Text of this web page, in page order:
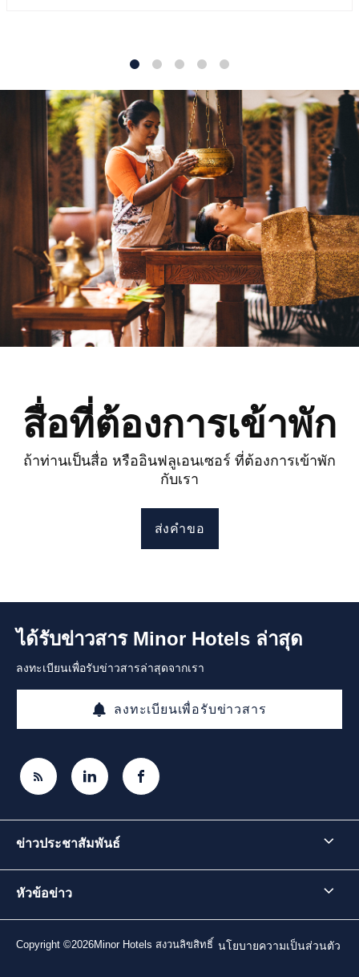
สื่อที่ต้องการเข้าพัก
ถ้าท่านเป็นสื่อ หรืออินฟลูเอนเซอร์ ที่ต้องการเข้าพัก
กับเรา
ส่งคำขอ
ได้รับข่าวสาร Minor Hotels ล่าสุด
ลงทะเบียนเพื่อรับข่าวสารล่าสุดจากเรา
ลงทะเบียนเพื่อรับข่าวสาร
ข่าวประชาสัมพันธ์
หัวข้อข่าว
Copyright ©2026Minor Hotels สงวนลิขสิทธิ์ นโยบายความเป็นส่วนตัว